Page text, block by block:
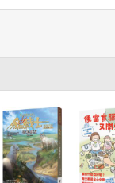
。 這不只是一本介紹奇